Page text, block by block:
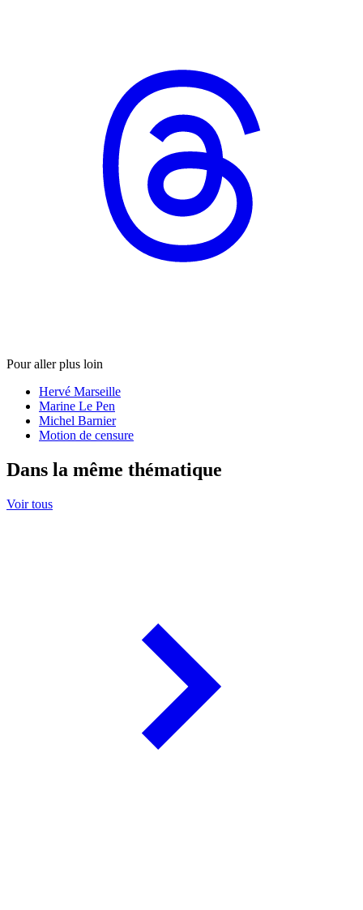
Pour aller plus loin
Hervé Marseille
Marine Le Pen
Michel Barnier
Motion de censure
Dans la même thématique
Voir tous